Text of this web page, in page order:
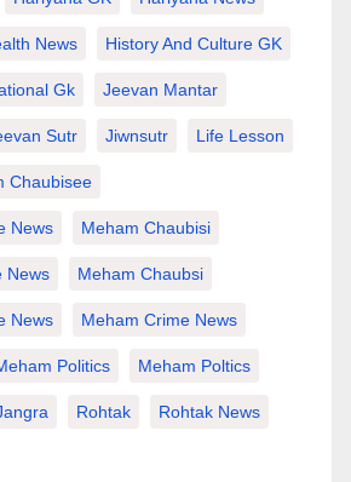
News History And Culture GK
Gk Jeevan Mantar
Sutr Jiwnsutr Life Lesson
Chaubisee
News Meham Chaubisi
News Meham Chaubsi
News Meham Crime News
Politics Meham Poltics
Rohtak Rohtak News